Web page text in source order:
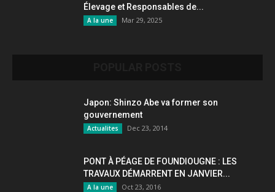
Élevage et Responsables de...
A la une Mar 29, 2025
Japon: Shinzo Abe va former son
gouvernement
Actualites Dec 23, 2014
PONT À PÉAGE DE FOUNDIOUGNE : LES
TRAVAUX DÉMARRENT EN JANVIER...
A la une Oct 23, 2016